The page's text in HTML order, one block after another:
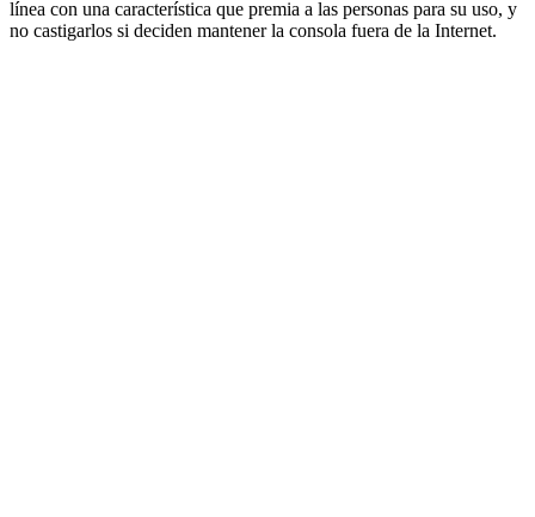
línea con una característica que premia a las personas para su uso, y
no castigarlos si deciden mantener la consola fuera de la Internet.